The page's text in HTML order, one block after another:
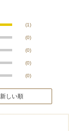
(1)
(0)
(0)
(0)
(0)
しい順